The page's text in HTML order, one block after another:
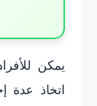
يمكن
اتخاذ عدة